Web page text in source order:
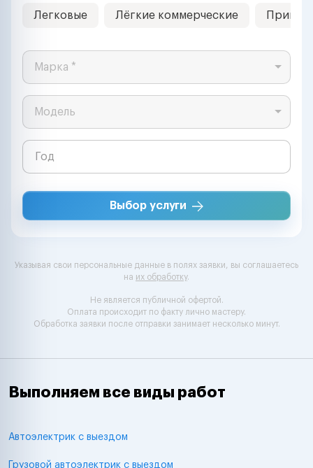
Легковые Лёгкие коммерческие
Марка *
Модель
Выбор услуги
Указывая свои персональные данные в полях заявки, вы соглашаетесь
на их обработку.
Не является публичной офертой.
Оплата происходит по факту лично мастеру.
Обработка заявки после отправки занимает несколько минут.
Выполняем все виды работ
Автоэлектрик с выездом
Грузовой автоэлектрик с выездом